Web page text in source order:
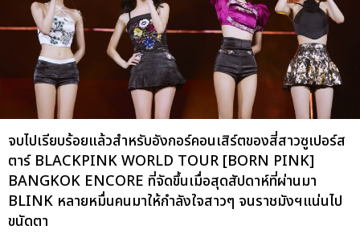
จบไปเรียบร้อยแล้วสำหรับอังกอร์คอนเสิร์ตของสี่สาวซูเปอร์ส
ตาร์ BLACKPINK WORLD TOUR [BORN PINK]
BANGKOK ENCORE ที่จัดขึ้นเมื่อสุดสัปดาห์ที่ผ่านมา
BLINK หลายหมื่นคนมาให้กำลังใจสาวๆ จนราชมังฯแน่นไป
ขนัดตา